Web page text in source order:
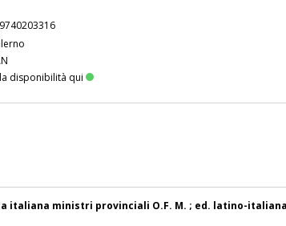
disponibilità qui
italiana ministri provinciali O.F. M. ; ed. latino-